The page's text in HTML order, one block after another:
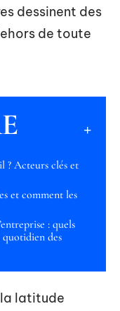
dessinent des
de toute
? Acteurs clés et
et comment les
: quels
des
la latitude